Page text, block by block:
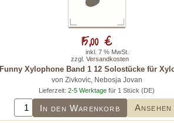
Funny Xylophone Band 1 12 Solostücke für
von Zivkovic, Nebosja Jovan
Lieferzeit: 2-5 Werktage für 1 Stück (DE)
In den Warenkorb Ansehen
15,00 €
inkl. 7 % MwSt.
zzgl. Versandkosten